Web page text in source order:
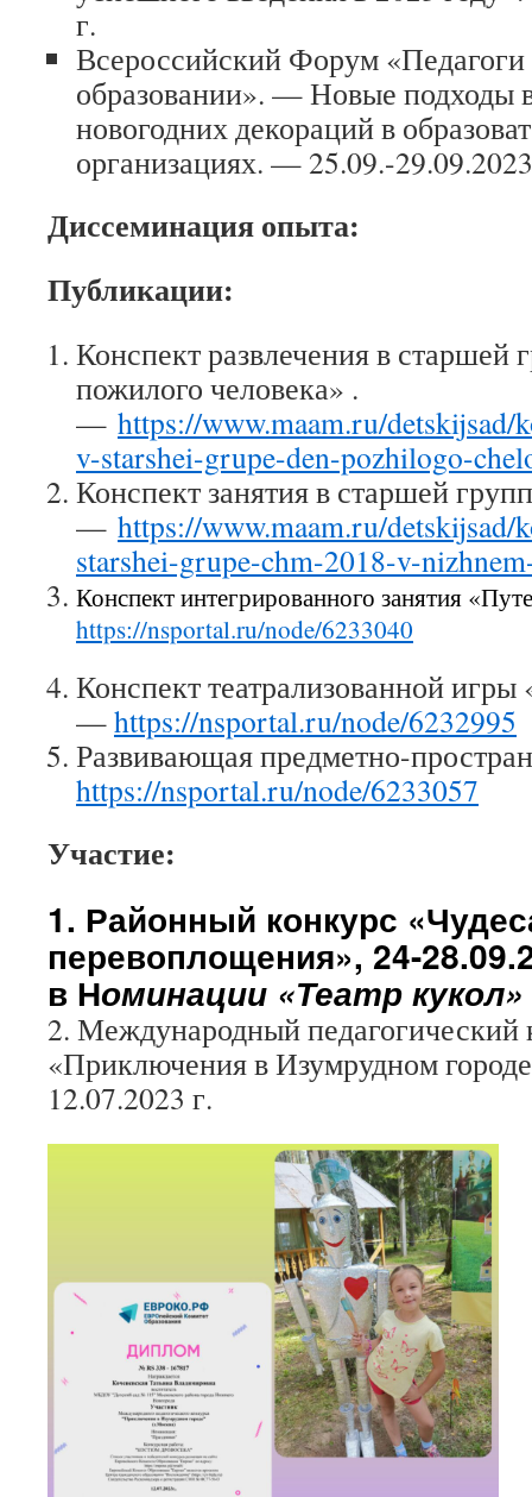
г.
Всероссийский Форум
образовании». — Новые подходы
новогодних декораций в
организациях. — 25.09.-
Диссеминация опыта:
Публикации:
Конспект развлечения в старшей
пожилого человека» .
— https://www.maam.ru/detskijsad/
v-starshei-grupe-den-pozhilogo-
Конспект занятия в старшей
— https://www.maam.ru/detskijsad/
starshei-grupe-chm-2018-v-
Конспект интегрированного занятия
https://nsportal.ru/node/6233040
Конспект театрализованной
—https://nsportal.ru/node/6232995
Развивающая предметно-
https://nsportal.ru/node/6233057
Участие:
1. Районный конкурс
перевоплощения», 24-
в Номинации «Театр кукол»
2. Международный педагогический
«Приключения в Изумрудном
12.07.2023 г.